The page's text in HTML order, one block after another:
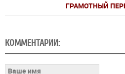
ГРАМОТНЫЙ
КОММЕНТАРИИ: